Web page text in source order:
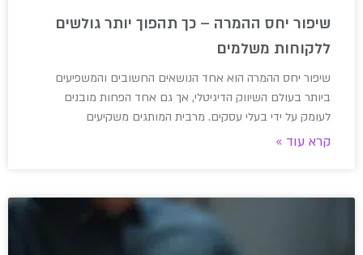
שיפור יחס ההמרה – כך תהפוך יותר גולשים
ללקוחות משלמים
שיפור יחס ההמרה הוא אחד הנושאים החשובים והמשפיעים
ביותר בעולם השיווק הדיגיטלי, אך גם אחד הפחות מובנים
לעומק על ידי בעלי עסקים. מרבית המותגים משקיעים
קרא עוד »